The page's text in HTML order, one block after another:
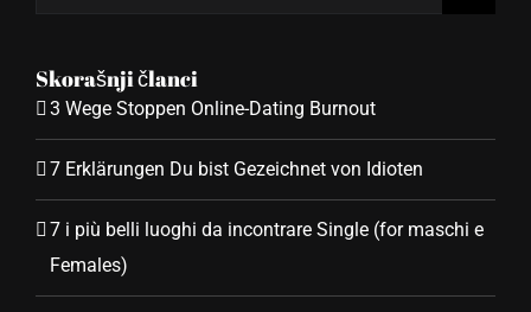
Skorašnji članci
3 Wege Stoppen Online-Dating Burnout
7 Erklärungen Du bist Gezeichnet von Idioten
7 i più belli luoghi da incontrare Single (for maschi e
Females)